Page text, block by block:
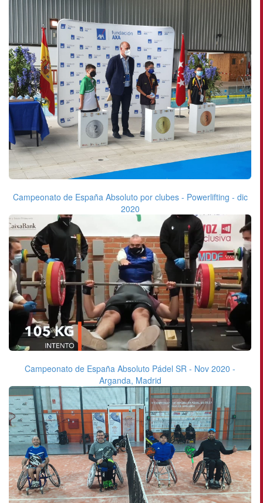
Campeonato de España Absoluto por clubes - Powerlifting - dic
2020
Campeonato de España Absoluto Pádel SR - Nov 2020 -
Arganda, Madrid